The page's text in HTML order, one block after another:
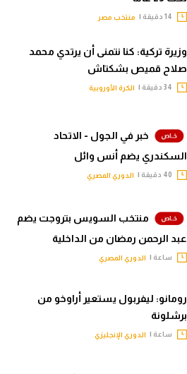
منتخب مصر
وزيرة تركية: كنا نتمنى أن يرتدي محمد
صلاح قميص بشكتاش
الكرة الأوروبية
خبر في الجول - الاتحاد
السكندري يضم أنس وائل
الدوري المصري
منتخب السويس بتروجت يضم
عبد الرحمن رمضان من الداخلية
ساعة | الدوري المصري
رومانو: ليفربول يستعير أراوخو من
برشلونة
ساعة | الدوري الإنجليزي